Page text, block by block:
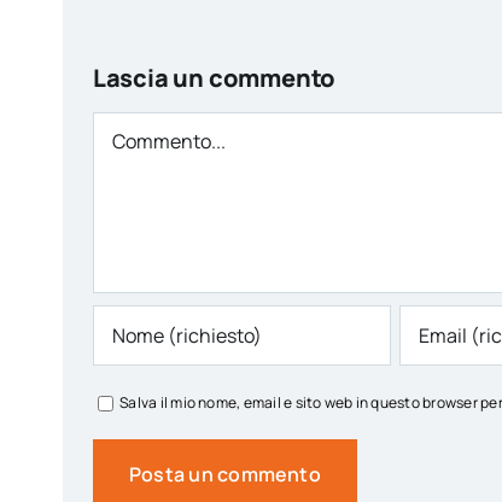
Lascia un commento
Comment
Salva il mio nome, email e sito web in questo browser